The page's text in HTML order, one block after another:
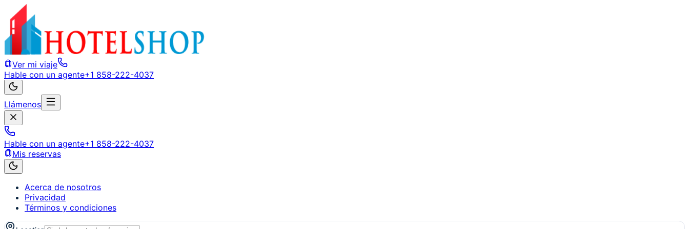
Ver mi viaje
Hable con un agente+1 858-222-4037
Llámenos
Hable con un agente+1 858-222-4037
Mis reservas
Acerca de nosotros
Privacidad
Términos y condiciones